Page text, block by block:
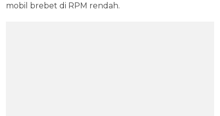
mobil brebet di RPM rendah.